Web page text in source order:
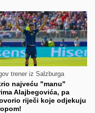
trener iz Salzburga
najveću "manu"
Alajbegovića, pa
riječi koje odjekuju